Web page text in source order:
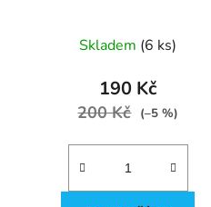
Skladem (6 ks)
190 Kč
200 Kč (–5 %)